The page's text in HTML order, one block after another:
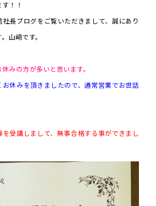
！！
社長ブログをご覧いただきまして、誠にあり
山﨑です。
みの方が多いと思います。
お休みを頂きましたので、通常営業でお世話
を受講しまして、無事合格する事ができまし